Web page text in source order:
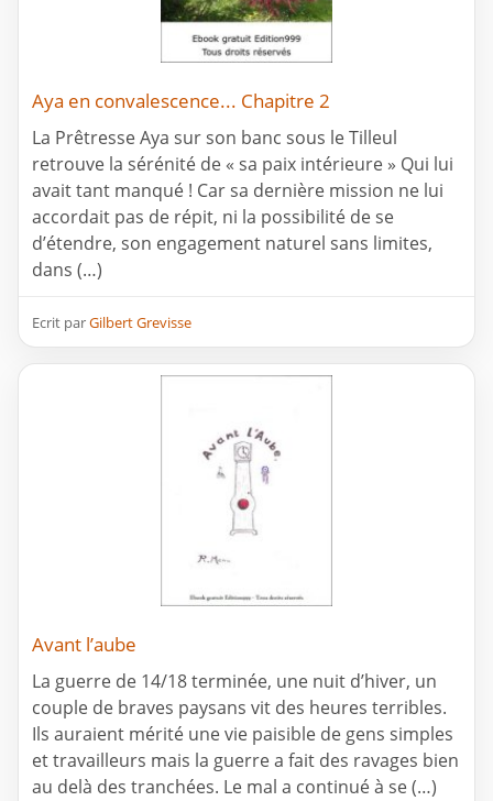
Aya en convalescence... Chapitre 2
La Prêtresse Aya sur son banc sous le Tilleul
retrouve la sérénité de « sa paix intérieure » Qui lui
avait tant manqué ! Car sa dernière mission ne lui
accordait pas de répit, ni la possibilité de se
d’étendre, son engagement naturel sans limites,
dans (…)
Ecrit parGilbert Grevisse
Avant l’aube
La guerre de 14/18 terminée, une nuit d’hiver, un
couple de braves paysans vit des heures terribles.
Ils auraient mérité une vie paisible de gens simples
et travailleurs mais la guerre a fait des ravages bien
au delà des tranchées. Le mal a continué à se (…)